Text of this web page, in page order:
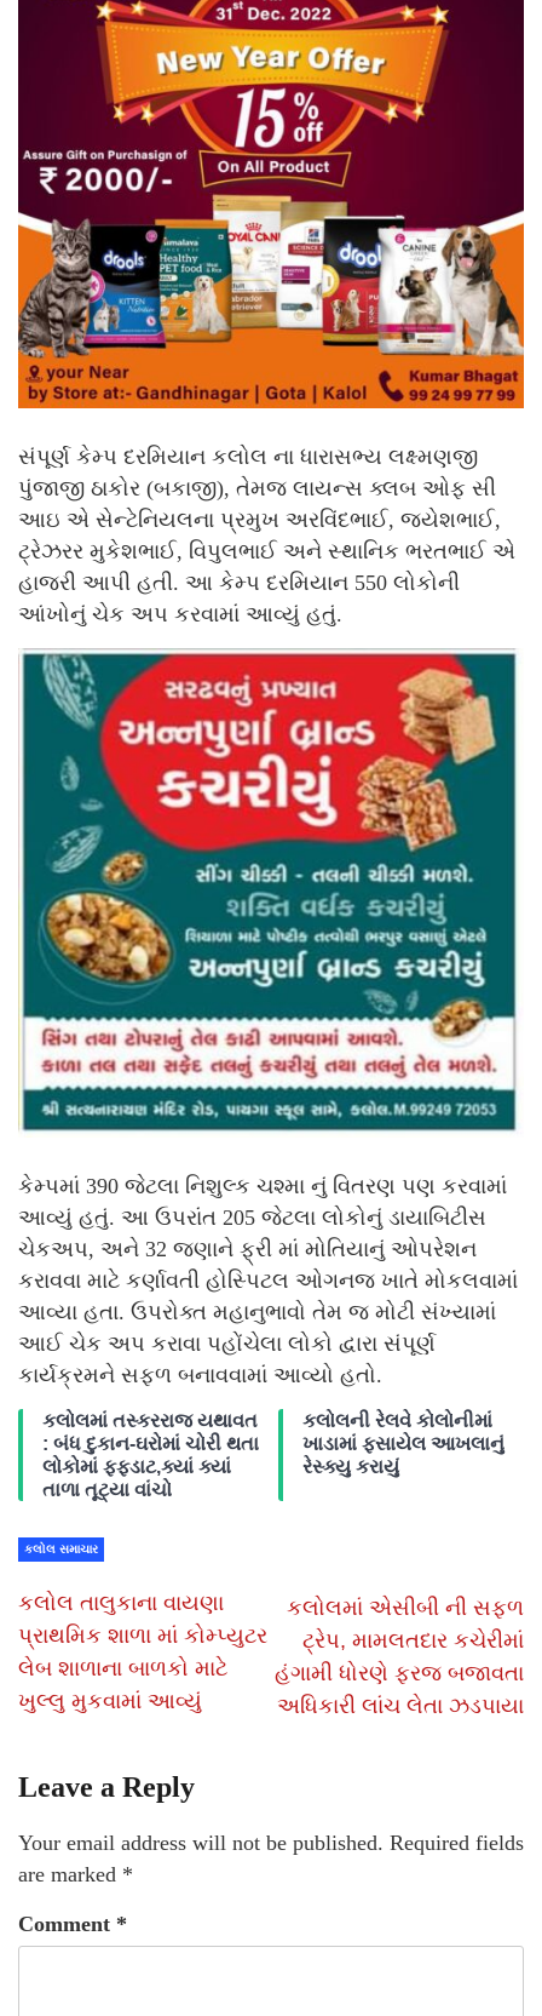
સંપૂર્ણ કેમ્પ દરમિયાન કલોલ ના ધારાસભ્ય લક્ષ્મણજી
પુંજાજી ઠાકોર (બકાજી), તેમજ લાયન્સ ક્લબ ઓફ સી
આઇ એ સેન્ટેનિયલના પ્રમુખ અરવિંદભાઈ, જયેશભાઈ,
ટ્રેઝરર મુકેશભાઈ, વિપુલભાઈ અને સ્થાનિક ભરતભાઈ એ
હાજરી આપી હતી. આ કેમ્પ દરમિયાન 550 લોકોની
આંખોનું ચેક અપ કરવામાં આવ્યું હતું.
કેમ્પમાં 390 જેટલા નિશુલ્ક ચશ્મા નું વિતરણ પણ કરવામાં
આવ્યું હતું. આ ઉપરાંત 205 જેટલા લોકોનું ડાયાબિટીસ
ચેકઅપ, અને 32 જણાને ફ્રી માં મોતિયાનું ઓપરેશન
કરાવવા માટે કર્ણાવતી હોસ્પિટલ ઓગનજ ખાતે મોકલવામાં
આવ્યા હતા. ઉપરોક્ત મહાનુભાવો તેમ જ મોટી સંખ્યામાં
આઈ ચેક અપ કરાવા પહોંચેલા લોકો દ્વારા સંપૂર્ણ
કાર્યક્રમને સફળ બનાવવામાં આવ્યો હતો.
કલોલમાં તસ્કરરાજ યથાવત
: બંધ દુકાન-ઘરોમાં ચોરી થતા
લોકોમાં ફફડાટ,ક્યાં ક્યાં
તાળા તૂટ્યા વાંચો
કલોલની રેલવે કોલોનીમાં
ખાડામાં ફસાયેલ આખલાનું
રેસ્ક્યુ કરાયું
કલોલ સમાચાર
કલોલ તાલુકાના વાયણા
પ્રાથમિક શાળા માં કોમ્પ્યુટર
લેબ શાળાના બાળકો માટે
ખુલ્લુ મુકવામાં આવ્યું
કલોલમાં એસીબી ની સફળ
ટ્રેપ, મામલતદાર કચેરીમાં
હંગામી ધોરણે ફરજ બજાવતા
અધિકારી લાંચ લેતા ઝડપાયા
Leave a Reply
Your email address will not be published. Required fields
are marked *
Comment *